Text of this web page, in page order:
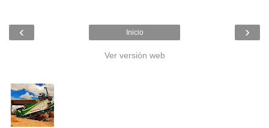
‹ ›
Inicio
Ver versión web